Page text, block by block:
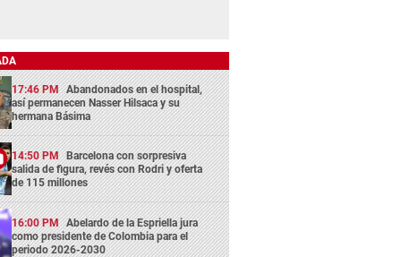
17:46 PM Abandonados en el hospital,
así permanecen Nasser Hilsaca y su
hermana Básima
14:50 PM Barcelona con sorpresiva
salida de figura, revés con Rodri y oferta
de 115 millones
16:00 PM Abelardo de la Espriella jura
como presidente de Colombia para el
periodo 2026-2030